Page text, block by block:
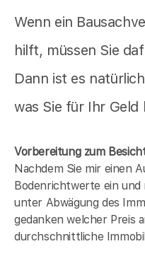
Wenn ein
hilft, müssen Sie
Dann ist es
was Sie für Ihr Geld
Vorbereitung zum
Nachdem Sie mir einen
Bodenrichtwerte ein und
unter Abwägung des
gedanken welcher Preis
durchschnittliche